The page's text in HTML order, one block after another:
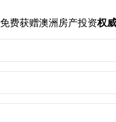
免费获赠澳洲房产投资权